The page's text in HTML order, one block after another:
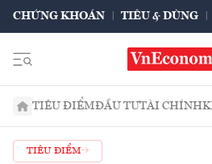
CHỨNG KHOÁN TIÊU & DÙNG
TIÊU ĐIỂMĐẦU TƯTÀI CHÍNH
TIÊU ĐIỂM